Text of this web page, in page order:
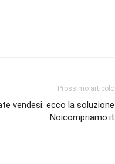
Prossimo articolo
vendesi: ecco la soluzione
Noicompriamo.it